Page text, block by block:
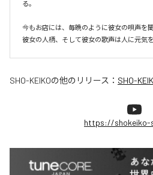
る。
今もお店には、毎晩のように彼女の唄声を
彼女の人柄、そして彼女の歌声は人に元気
SHO-KEIKOの他のリリース： SHO-
https://shokeiko-